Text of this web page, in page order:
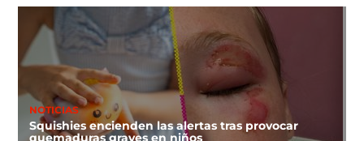
NOTICIAS
Squishies encienden las alertas tras provocar
quemaduras graves en niños